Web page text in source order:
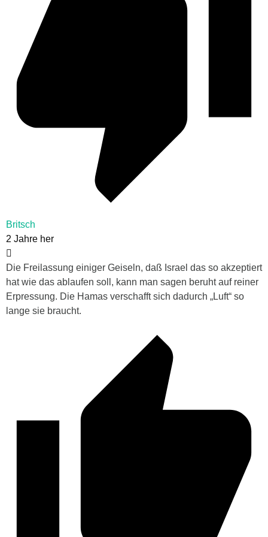
Britsch
2 Jahre her
Die Freilassung einiger Geiseln, daß Israel das so akzeptiert
hat wie das ablaufen soll, kann man sagen beruht auf reiner
Erpressung. Die Hamas verschafft sich dadurch „Luft“ so
lange sie braucht.